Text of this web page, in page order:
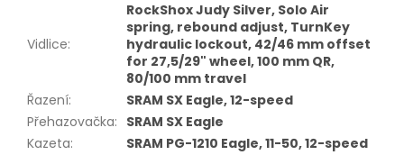
Vidlice:
RockShox Judy Silver, Solo Air
spring, rebound adjust, TurnKey
hydraulic lockout, 42/46 mm offset
for 27,5/29" wheel, 100 mm QR,
80/100 mm travel
Řazení:
SRAM SX Eagle, 12-speed
Přehazovačka: SRAM SX Eagle
Kazeta:
SRAM PG-1210 Eagle, 11-50, 12-speed